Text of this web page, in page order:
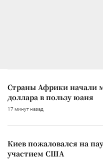
Страны Африки начали
доллара в пользу юаня
17 минут назад
Киев пожаловался на
участием США